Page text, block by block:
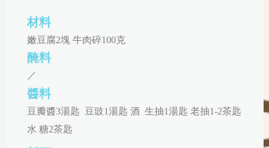
材料
嫩豆腐2塊 牛肉碎100克
醃料
／
醬料
豆瓣醬3湯匙 豆豉1湯匙 酒 生抽1湯匙 老抽1-2茶匙
水 糖2茶匙